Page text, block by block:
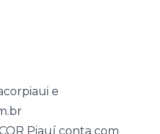
e
Piauí conta com